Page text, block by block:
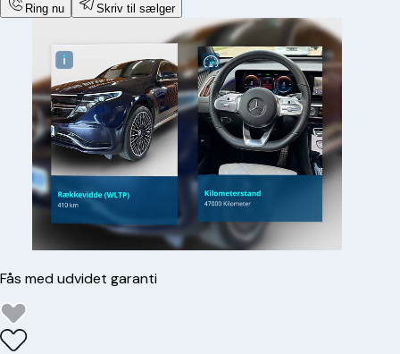
Ring nu Skriv til sælger
Fås med udvidet garanti